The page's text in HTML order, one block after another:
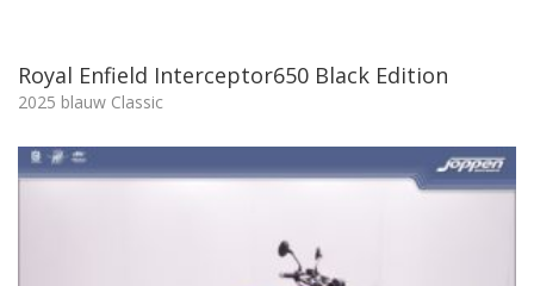
Royal Enfield Interceptor650 Black Edition
2025 blauw Classic